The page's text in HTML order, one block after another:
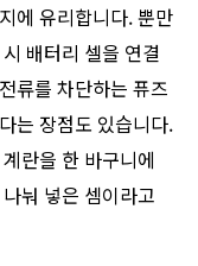
에 유리합니다. 뿐만
배터리 셀을 연결
류를 차단하는 퓨즈
는 장점도 있습니다.
란을 한 바구니에
눠 넣은 셈이라고